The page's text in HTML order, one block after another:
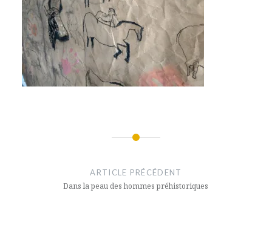
ARTICLE PRÉCÉDENT
Dans la peau des hommes préhistoriques